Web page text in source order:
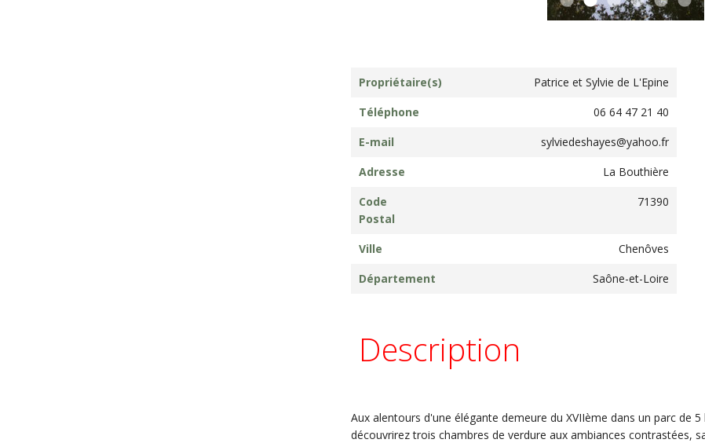
Propriétaire(s)
Patrice et Sylvie de L'Epine
Téléphone
06 64 47 21 40
E-mail
sylviedeshayes@yahoo.fr
Adresse
La Bouthière
Code
Postal
71390
Ville
Chenôves
Département
Saône-et-Loire
Description
Aux alentours d'une élégante demeure du XVIIème dans un parc de
découvrirez trois chambres de verdure aux ambiances contrastées,